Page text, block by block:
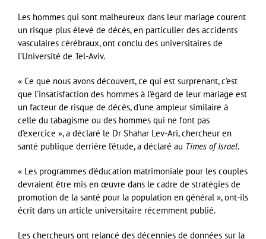
Les hommes qui sont malheureux dans leur mariage courent
un risque plus élevé de décès, en particulier des accidents
vasculaires cérébraux, ont conclu des universitaires de
l’Université de Tel-Aviv.
« Ce que nous avons découvert, ce qui est surprenant, c’est
que l’insatisfaction des hommes à l’égard de leur mariage est
un facteur de risque de décès, d’une ampleur similaire à
celle du tabagisme ou des hommes qui ne font pas
d’exercice », a déclaré le Dr Shahar Lev-Ari, chercheur en
santé publique derrière l’étude, a déclaré au Times of Israel.
« Les programmes d’éducation matrimoniale pour les couples
devraient être mis en œuvre dans le cadre de stratégies de
promotion de la santé pour la population en général », ont-ils
écrit dans un article universitaire récemment publié.
Les chercheurs ont relancé des décennies de données sur la